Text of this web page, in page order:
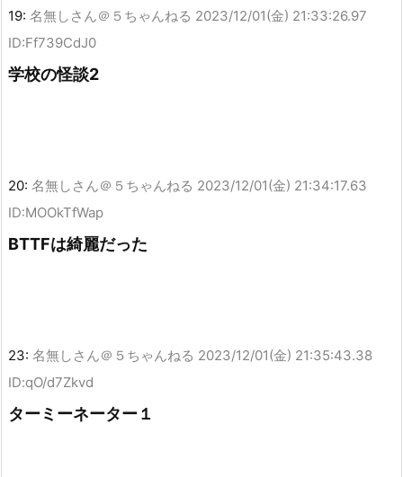
19: 名無しさん＠５ちゃんねる 2023/12/01(金) 21:33:26.97
ID:Ff739CdJ0
学校の怪談2
20: 名無しさん＠５ちゃんねる 2023/12/01(金) 21:34:17.63
ID:MOOkTfWap
BTTFは綺麗だった
23: 名無しさん＠５ちゃんねる 2023/12/01(金) 21:35:43.38
ID:qO/d7Zkvd
ターミーネーター１